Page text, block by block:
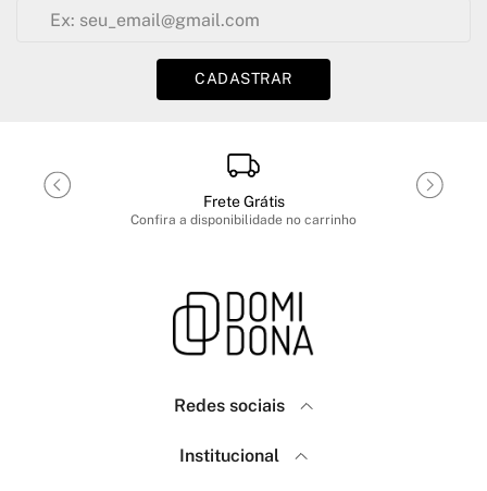
CADASTRAR
Frete Grátis
Confira a disponibilidade no carrinho
Redes sociais
Institucional